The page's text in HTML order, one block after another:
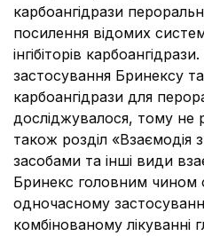
карбоангідрази
посилення відомих
інгібіторів
застосування Бринексу та
карбоангідрази для
досліджувалося, тому не
також розділ «Взаємодія
засобами та інші види
Бринекс головним чином
одночасному
комбінованому лікуванні